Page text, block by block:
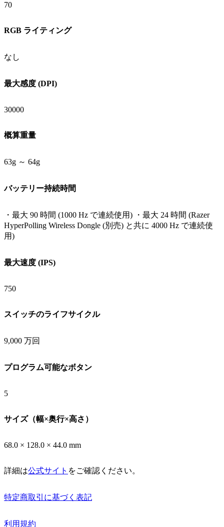
70
RGB ライティング
なし
最大感度 (DPI)
30000
概算重量
63g ～ 64g
バッテリー持続時間
・最大 90 時間 (1000 Hz で連続使用) ・最大 24 時間 (Razer
HyperPolling Wireless Dongle (別売) と共に 4000 Hz で連続使
用)
最大速度 (IPS)
750
スイッチのライフサイクル
9,000 万回
プログラム可能なボタン
5
サイズ（幅×奥行×高さ）
68.0 × 128.0 × 44.0 mm
詳細は公式サイト をご確認ください。
特定商取引に基づく表記
利用規約